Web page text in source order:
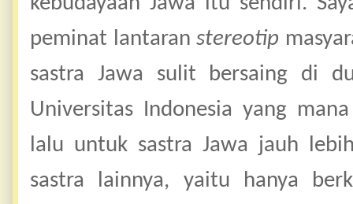
peminat lantaranstereotip
sastra Jawa sulit bersaing di
Universitas Indonesia yang
lalu untuk sastra Jawa jauh
sastra lainnya, yaitu hanya